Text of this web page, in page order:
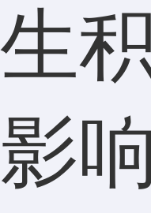
生
影